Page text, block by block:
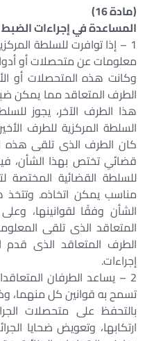
(مادة 16)
المساعدة في إجراءات
1 – إذا توافرت للسلطة
معلومات عن متحصلات أو
وكانت هذه المتحصلات أو
الطرف المتعاقد مما يمكن
هذا الطرف الآخر، يجوز
السلطة المركزية للطرف
كان الطرف الذى تلقى هذه
قضائي تختص بهذا الشأن،
للسلطة القضائية المختصة
مناسب يمكن اتخاذه.
الشأن وفقًا لقوانينها،
المتعاقد الذى تلقى
الطرف المتعاقد الذى قدم
إجراءات.
2 – يساعد الطرفان
تسمح به قوانين كل منهما،
بالتحفظ على متحصلات
ارتكابها، وتعويض ضحايا